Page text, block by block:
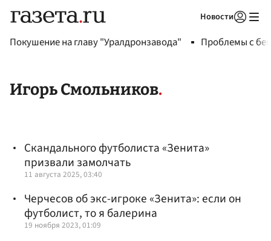
Новости
Покушение на главу "Уралдронзавода" Проблемы с
Игорь Смольников
Скандального футболиста «Зенита»
призвали замолчать
11 августа 2025, 03:40
Черчесов об экс-игроке «Зенита»: если он
футболист, то я балерина
19 ноября 2023, 01:09